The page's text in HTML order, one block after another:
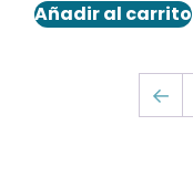
Añadir al carrito
←